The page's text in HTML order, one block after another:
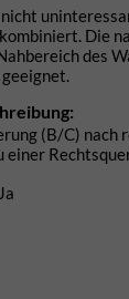
Die
des
(B/C) nach
Ja